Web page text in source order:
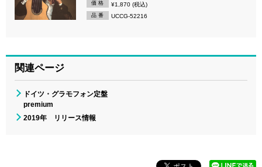
価 格 ¥1,870 (税込)
品 番 UCCG-52216
関連ページ
ドイツ・グラモフォン定盤
premium
2019年 リリース情報